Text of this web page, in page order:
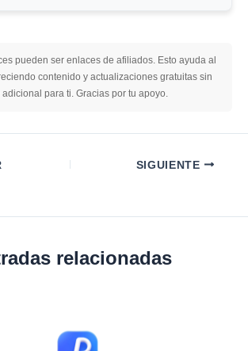
pueden ser enlaces de afiliados. Esto ayuda al
contenido y actualizaciones gratuitas sin
adicional para ti. Gracias por tu apoyo.
SIGUIENTE
relacionadas